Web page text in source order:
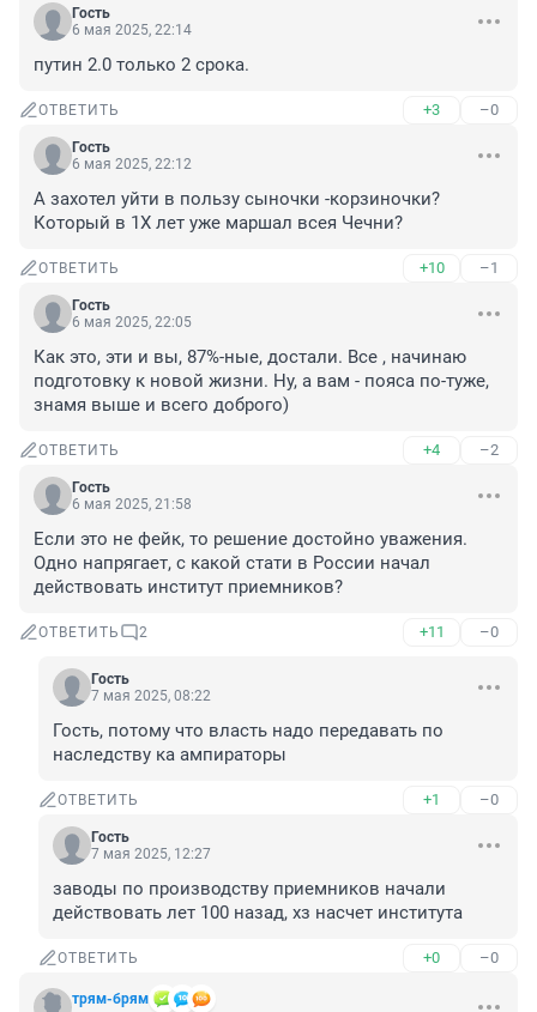
Гость
6 мая 2025, 22:14
путин 2.0 только 2 срока.
ОТВЕТИТЬ +3 –0
Гость
6 мая 2025, 22:12
А захотел уйти в пользу сыночки -корзиночки?
Который в 1Х лет уже маршал всея Чечни?
ОТВЕТИТЬ +10 –1
Гость
6 мая 2025, 22:05
Как это, эти и вы, 87%-ные, достали. Все , начинаю
подготовку к новой жизни. Ну, а вам - пояса по-туже,
знамя выше и всего доброго)
ОТВЕТИТЬ +4 –2
Гость
6 мая 2025, 21:58
Если это не фейк, то решение достойно уважения.
Одно напрягает, с какой стати в России начал
действовать институт приемников?
ОТВЕТИТЬ 2 +11 –0
Гость
7 мая 2025, 08:22
Гость, потому что власть надо передавать по
наследству ка ампираторы
ОТВЕТИТЬ +1 –0
Гость
7 мая 2025, 12:27
заводы по производству приемников начали
действовать лет 100 назад, хз насчет института
ОТВЕТИТЬ +0 –0
трям-брям